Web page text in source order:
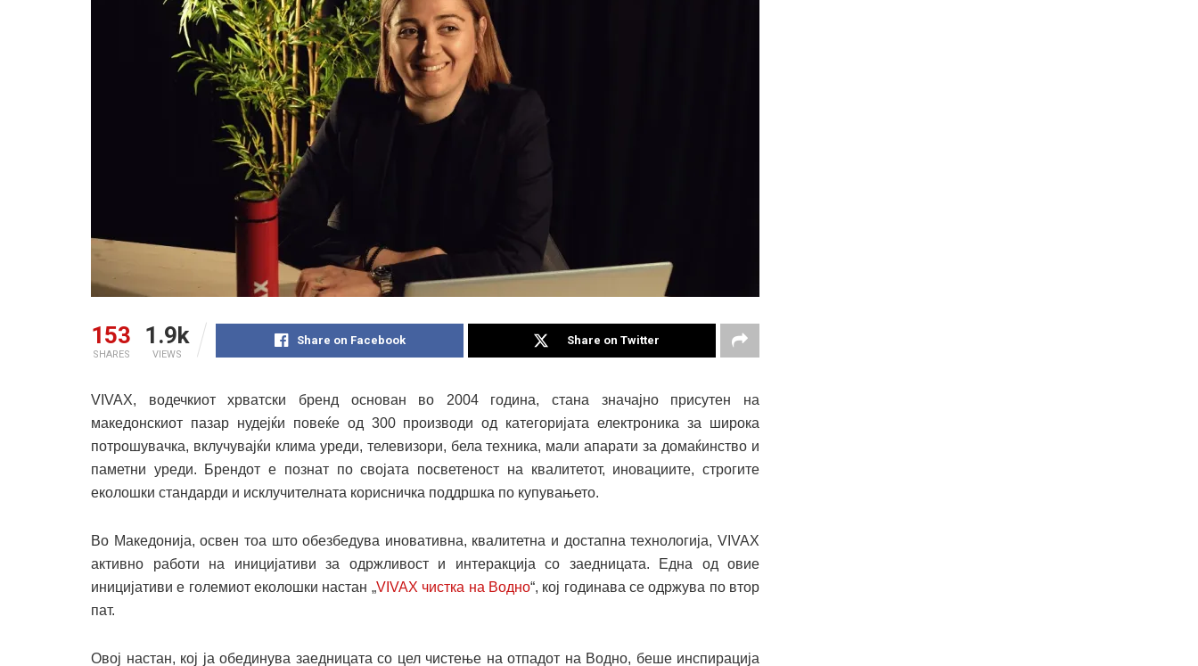
153
SHARES
1.9k
VIEWS
Share on Facebook Share on Twitter
VIVAX, водечкиот хрватски бренд основан во 2004 година, стана значајно присутен на
македонскиот пазар нудејќи повеќе од 300 производи од категоријата електроника за широка
потрошувачка, вклучувајќи клима уреди, телевизори, бела техника, мали апарати за домаќинство и
паметни уреди. Брендот е познат по својата посветеност на квалитетот, иновациите, строгите
еколошки стандарди и исклучителната корисничка поддршка по купувањето.
Во Македонија, освен тоа што обезбедува иновативна, квалитетна и достапна технологија, VIVAX
активно работи на иницијативи за одржливост и интеракција со заедницата. Една од овие
иницијативи е големиот еколошки настан „VIVAX чистка на Водно“, кој годинава се одржува по втор
пат.
Овој настан, кој ја обединува заедницата со цел чистење на отпадот на Водно, беше инспирација